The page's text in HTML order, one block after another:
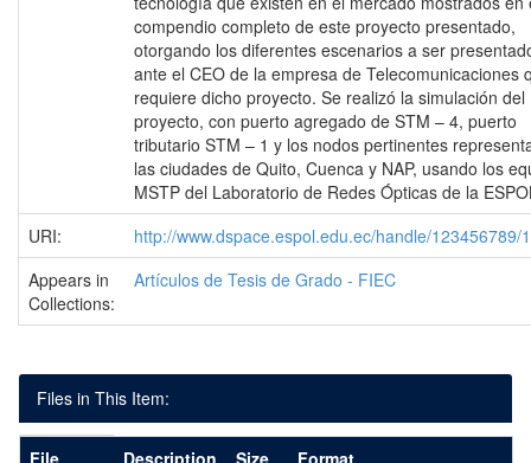
compendio completo de este proyecto presentado,
otorgando los diferentes escenarios a ser
ante el CEO de la empresa de Telecomunicaciones
requiere dicho proyecto. Se realizó la simulación del
proyecto, con puerto agregado de STM – 4, puerto
tributario STM – 1 y los nodos pertinentes
las ciudades de Quito, Cuenca y NAP, usando los
MSTP del Laboratorio de Redes Ópticas de la
URI:
http://www.dspace.espol.edu.ec/handle/123456789/
Appears in
Collections:
Artículos de Tesis de Grado - FIEC
Files in This Item:
File Description Size
Format